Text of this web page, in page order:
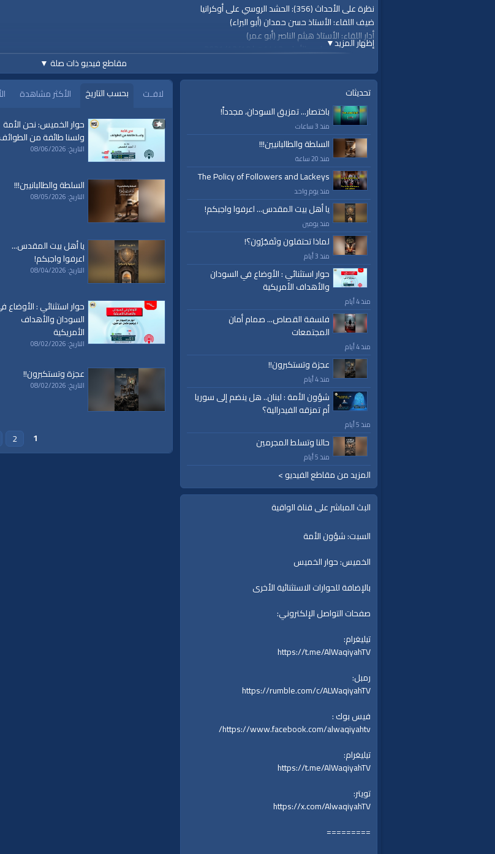
إظهار المزيد▼
نظرة على الأحداث (356): الحشد الروسي على أوكرانيا
ضيف اللقاء: الأستاذ حسن حمدان (أبو البراء)
أدار اللقاء: الأستاذ هيثم الناصر (أبو عمر)
الجمعة، 06 جمادى الأولى 1443هـ| 2021/12/10م
قناة الواقية: انحياز إلى مبدأ الأمة
www.alwaqiyah.tv | facebook.com/alwaqiyahtv | alwaqiyahtv@twitter
#روسيا
#أوكرانيا
#أمركيا
#بايدن
#القرم
#بوتين
#الحرب
الفئات:
نظرة على الأحداث
قنوات:
برامج الواقية
العلامات:
الأقصى،|بيت|المقدس، حزب | التحرير، الخلافة
إسلام|أناشيد|دروس|خطب قوية|كلمة الحق|تفسير تلاوة|التغيير|النهضة|إقتصاد|طريق النجاح|
مقاطع فيديو ذات صلة ▼
تحديثات
باختصار... تمزيق السودان، مجدداً!
منذ 3 ساعات
السلطة والطالبانيين!!!
منذ 20 ساعة
The Policy of Followers and Lackeys
منذ يوم واحد
يا أهل بيت المقدس... اعرفوا واجبكم!
منذ يومين
لماذا تحتفلون وتَفجُرُون؟!
منذ 3 أيام
حوار استثنائي : الأوضاع في السودان
والأهداف الأمريكية
منذ 4 أيام
فلسفة القصاص... صمام أمان
المجتمعات
منذ 4 أيام
عجزة وتستكبرون!!
منذ 4 أيام
شؤون الأمة : لبنان.. هل ينضم إلى سوريا
أم تمزقه الفيدرالية؟
منذ 5 أيام
حالنا وتسلط المجرمين
منذ 5 أيام
المزيد من مقاطع الفيديو >
البث المباشر على قناة الواقية
السبت: شؤون الأمة
الخميس: حوار الخميس
بالإضافة للحوارات الاستثنائية الأخرى
صفحات التواصل الإلكتروني:
تيليغرام:
https://t.me/AlWaqiyahTV
رمبل:
https://rumble.com/c/ALWaqiyahTV
فيس بوك :
https://www.facebook.com/alwaqiyahtv/
تيليغرام:
https://t.me/AlWaqiyahTV
تويتر:
https://x.com/AlwaqiyahTV
=========
لافـت بحسب التاريخ الأكثر مشاهدة
حوار الخميس: نحن الأمة
ولسنا طائفة من الطوائف
التاريخ: 08/06/2026
السلطة والطالبانيين!!!
التاريخ: 08/05/2026
يا أهل بيت المقدس...
اعرفوا واجبكم!
التاريخ: 08/04/2026
حوار استثنائي : الأوضاع
السودان والأهداف
الأمريكية
التاريخ: 08/02/2026
عجزة وتستكبرون!!
التاريخ: 08/02/2026
1
2